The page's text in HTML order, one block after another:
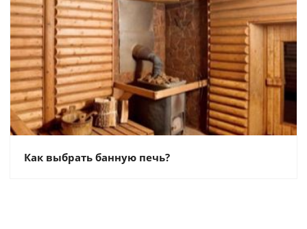
Как выбрать банную печь?